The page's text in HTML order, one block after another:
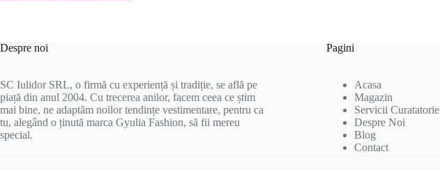
Despre noi
SC Iulidor SRL, o firmă cu experiență și tradiție, se află pe
piață din anul 2004. Cu trecerea anilor, facem ceea ce știm
mai bine, ne adaptăm noilor tendințe vestimentare, pentru ca
tu, alegând o ținută marca Gyulia Fashion, să fii mereu
special.
Pagini
Acasa
Magazin
Servicii Curatatorie
Despre Noi
Blog
Contact